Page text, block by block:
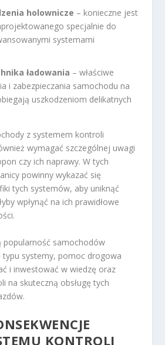
holownicze – konieczne jest
specjalnie do
systemami
ładowania – właściwe
i zabezpieczania samochodu na
uszkodzeniom delikatnych
z systemem kontroli
wymagać szczególnej uwagi
czy ich naprawy. W tych
powinny wykazać się
tych systemów, aby uniknąć
wpłynąć na ich prawidłowe
popularność samochodów
typu systemy, pomoc drogowa
i inwestować w wiedzę oraz
na skuteczną obsługę tych
KONTROLI